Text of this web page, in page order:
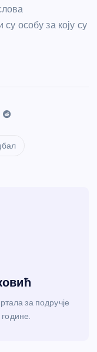
особу за коју су
за подручје